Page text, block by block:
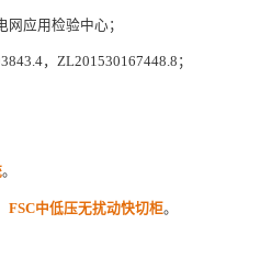
应用检验中心；
，ZL201530167448.8；
。
FSC中低压无扰动快切柜。